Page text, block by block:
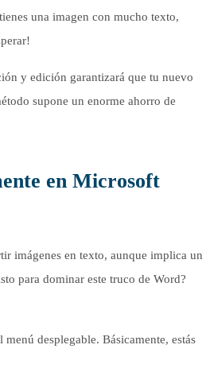
una imagen con mucho texto,
y edición garantizará que tu nuevo
supone un enorme ahorro de
en Microsoft
imágenes en texto, aunque implica un
para dominar este truco de Word?
desplegable. Básicamente, estás